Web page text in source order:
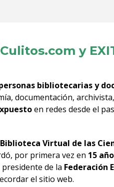
y
bibliotecarias y
documentación,
en redes desde el
Biblioteca Virtual de las
por primera vez en 15
de la Federación
el sitio web.